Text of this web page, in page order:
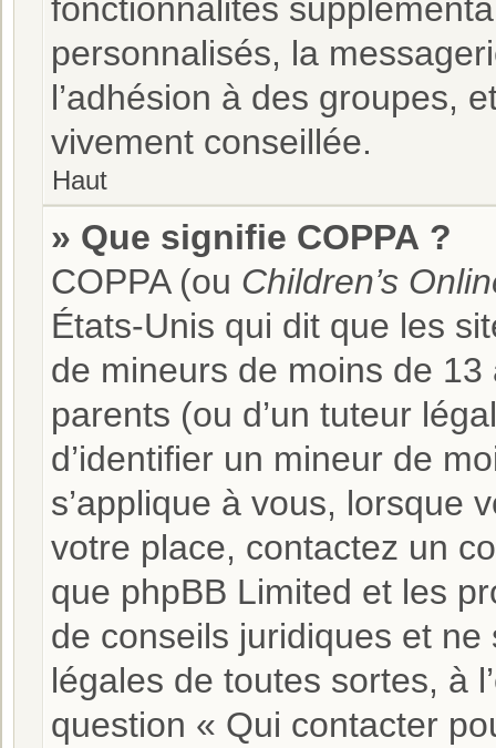
fonctionnalités
personnalisés, la
l’adhésion à des groupes,
vivement conseillée.
Haut
» Que signifie COPPA ?
COPPA (ou Children’s
États-Unis qui dit que les
de mineurs de moins de
parents (ou d’un tuteur
d’identifier un mineur de
s’applique à vous, lorsque
votre place, contactez un
que phpBB Limited et les
de conseils juridiques et
légales de toutes sortes, à
question « Qui contacter